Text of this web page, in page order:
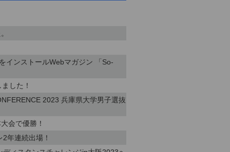
ンストールWebマガジン 「So-
した！
2023 兵庫県大学男子選抜
会で優勝！
年連続出場！